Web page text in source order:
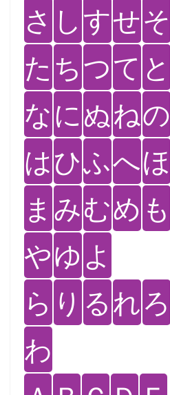
さ しすせそ
た ちつて と
なにぬねの
はひふへほ
ま みむめ も
やゆ よ
ら り るれろ
わ